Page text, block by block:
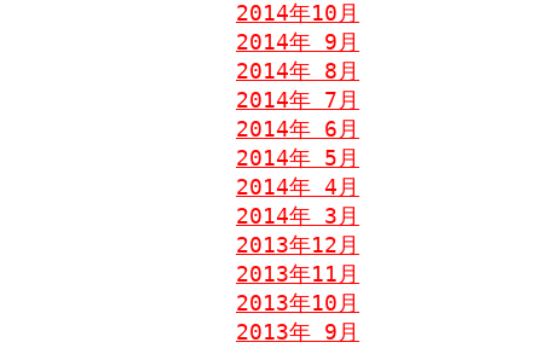
2014年10月
2014年 9月
2014年 8月
2014年 7月
2014年 6月
2014年 5月
2014年 4月
2014年 3月
2013年12月
2013年11月
2013年10月
2013年 9月